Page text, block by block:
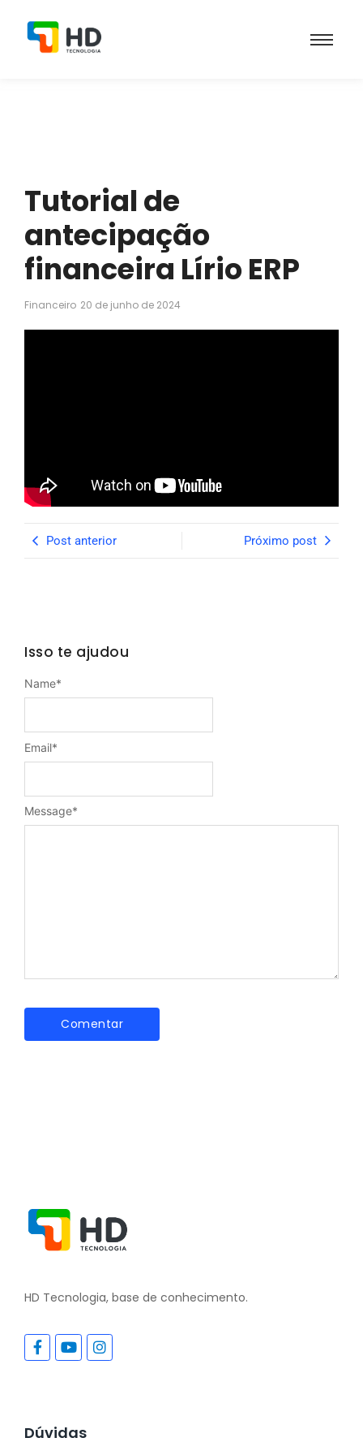
Tutorial de
antecipação
financeira Lírio ERP
Financeiro 20 de junho de 2024
Post anterior Próximo post
Isso te ajudou
Message*
Name*
Email*
HD Tecnologia, base de conhecimento.
Dúvidas